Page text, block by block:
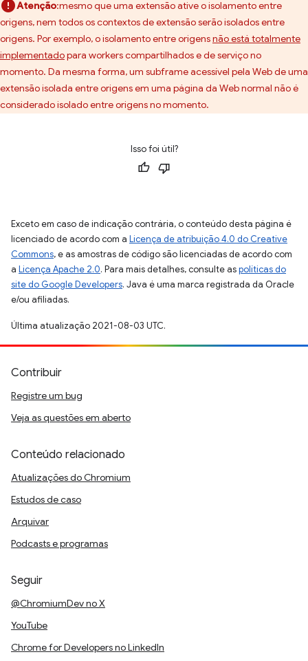
Atenção:mesmo que uma extensão ative o isolamento entre
origens, nem todos os contextos de extensão serão isolados entre
origens. Por exemplo, o isolamento entre origensnão está totalmente
implementadopara workers compartilhados e de serviço no
momento. Da mesma forma, um subframe acessível pela Web de uma
extensão isolada entre origens em uma página da Web normal não é
considerado isolado entre origens no momento.
Isso foi útil?
Exceto em caso de indicação contrária, o conteúdo desta página é
licenciado de acordo com a Licença de atribuição 4.0 do Creative
Commons, e as amostras de código são licenciadas de acordo com
a Licença Apache 2.0. Para mais detalhes, consulte aspolíticas do
site do Google Developers. Java é uma marca registrada da Oracle
e/ou afiliadas.
Última atualização 2021-08-03 UTC.
Contribuir
Registre um bug
Veja as questões em aberto
Conteúdo relacionado
Atualizações do Chromium
Estudos de caso
Arquivar
Podcasts e programas
Seguir
@ChromiumDev no X
YouTube
Chrome for Developers no LinkedIn